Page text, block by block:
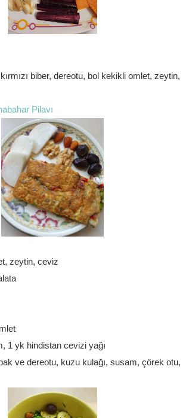
biber, dereotu, bol kekikli omlet, zeytin,
Pilavı
zeytin, ceviz
1 yk hindistan cevizi yağı
ve dereotu, kuzu kulağı, susam, çörek otu,